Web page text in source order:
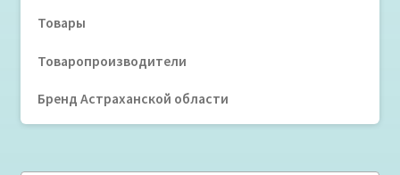
Товары
Товаропроизводители
Бренд Астраханской области